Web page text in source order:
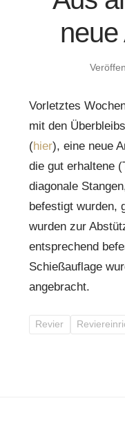
neue
Vorletztes
mit den
(hier), eine neue
die gut erhaltene
diagonale
befestigt wurden,
wurden zur
entsprechend
Schießauflage
angebracht.
Revier